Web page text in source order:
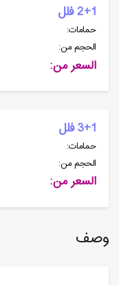
2+1 فلل
حمامات:
الحجم من:
السعر من:
3+1 فلل
حمامات:
الحجم من:
السعر من:
وصف